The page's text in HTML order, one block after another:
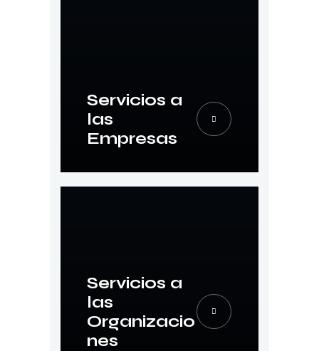
Servicios a
las
Empresas
Servicios a
las
Organizacio
nes